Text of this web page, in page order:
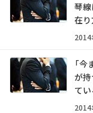
琴
在り
「
が
て